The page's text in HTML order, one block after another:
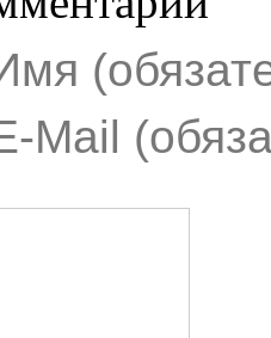
Mail